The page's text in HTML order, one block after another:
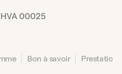
00025
Bon à savoir Prestation